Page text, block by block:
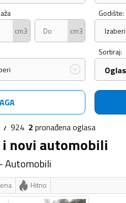
cm3
cm3
Godište:
Izaberi
Sortiraj:
924 2 pronađenaoglasa
novi automobili
Automobili
Hitno